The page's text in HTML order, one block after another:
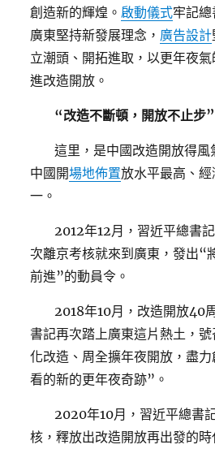
創造新的輝煌。啟動儀式牢記
廣東堅持新發展理念， 廣告設計
立潮頭、開拓進取，以更年夜
進改造開放。
“改造不斷頓，開放不止步”
這里，是中國改造開放得
中國開場地佈置放水平最高、
一。
2012年12月，習近平總書
次離京考核就來到廣東，發出“
前進”的動員令。
2018年10月，改造開放40
書記再次踏上廣東這片熱土，
化改造、周全擴年夜開放，盡
看的新的更年夜奇跡”。
2020年10月，習近平總書
核，釋放出改造開放再出發的